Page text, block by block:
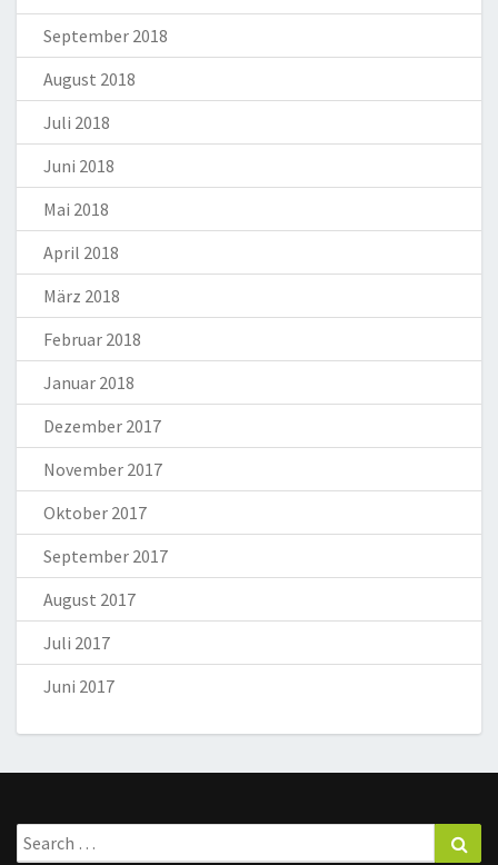
September 2018
August 2018
Juli 2018
Juni 2018
Mai 2018
April 2018
März 2018
Februar 2018
Januar 2018
Dezember 2017
November 2017
Oktober 2017
September 2017
August 2017
Juli 2017
Juni 2017
Search
for: